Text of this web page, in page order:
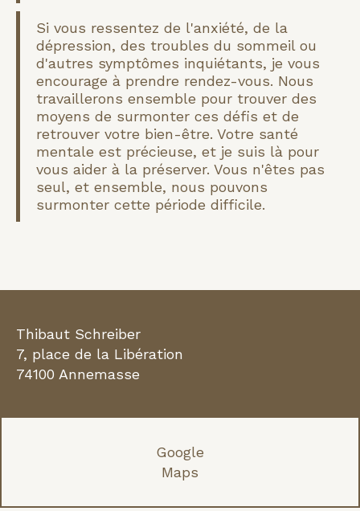
Si vous ressentez de l'anxiété, de la
dépression, des troubles du sommeil ou
d'autres symptômes inquiétants, je vous
encourage à prendre rendez-vous. Nous
travaillerons ensemble pour trouver des
moyens de surmonter ces défis et de
retrouver votre bien-être. Votre santé
mentale est précieuse, et je suis là pour
vous aider à la préserver. Vous n'êtes pas
seul, et ensemble, nous pouvons
surmonter cette période difficile.
Thibaut Schreiber
7, place de la Libération
74100 Annemasse
Google
Maps